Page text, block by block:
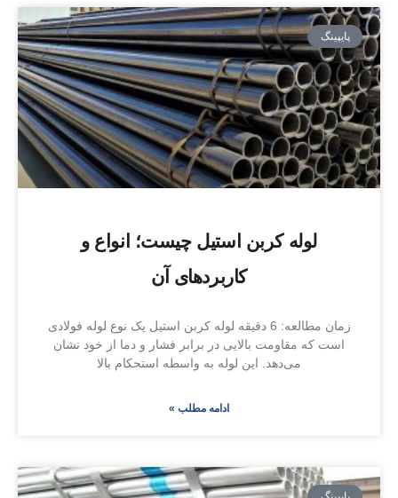
پایپینگ
لوله کربن استیل چیست؛ انواع و
کاربردهای آن
زمان مطالعه: 6 دقیقه لوله کربن استیل یک نوع لوله فولادی
است که مقاومت بالایی در برابر فشار و دما از خود نشان
می‌دهد. این لوله به واسطه استحکام بالا
ادامه مطلب »